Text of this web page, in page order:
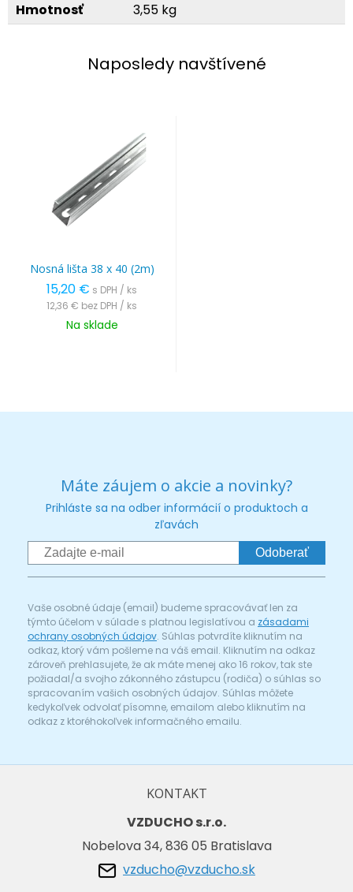
Hmotnosť 3,55 kg
Naposledy navštívené
Nosná lišta 38 x 40 (2m)
15,20 € s DPH / ks
12,36 € bez DPH / ks
Na sklade
Máte záujem o akcie a novinky?
Prihláste sa na odber informácií o produktoch a
zľavách
Odoberať
Vaše osobné údaje (email) budeme spracovávať len za
týmto účelom v súlade s platnou legislatívou a zásadami
ochrany osobných údajov. Súhlas potvrdíte kliknutím na
odkaz, ktorý vám pošleme na váš email. Kliknutím na odkaz
zároveň prehlasujete, že ak máte menej ako 16 rokov, tak ste
požiadal/a svojho zákonného zástupcu (rodiča) o súhlas so
spracovaním vašich osobných údajov. Súhlas môžete
kedykoľvek odvolať písomne, emailom alebo kliknutím na
odkaz z ktoréhokoľvek informačného emailu.
KONTAKT
VZDUCHO s.r.o.
Nobelova 34, 836 05 Bratislava
vzducho@vzducho.sk